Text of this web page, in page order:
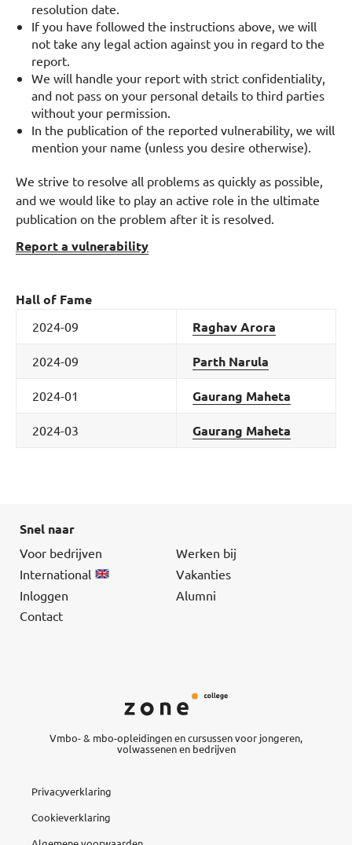
resolution date.
If you have followed the instructions above, we will
not take any legal action against you in regard to the
report.
We will handle your report with strict confidentiality,
and not pass on your personal details to third parties
without your permission.
In the publication of the reported vulnerability, we will
mention your name (unless you desire otherwise).
We strive to resolve all problems as quickly as possible,
and we would like to play an active role in the ultimate
publication on the problem after it is resolved.
Report a vulnerability
Hall of Fame
2024-09 Raghav Arora
2024-09 Parth Narula
2024-01 Gaurang Maheta
2024-03 Gaurang Maheta
Snel naar
Voor bedrijven
Werken bij
International
Vakanties
Inloggen
Alumni
Contact
Vmbo- & mbo-opleidingen en cursussen voor jongeren,
volwassenen en bedrijven
Privacyverklaring
Cookieverklaring